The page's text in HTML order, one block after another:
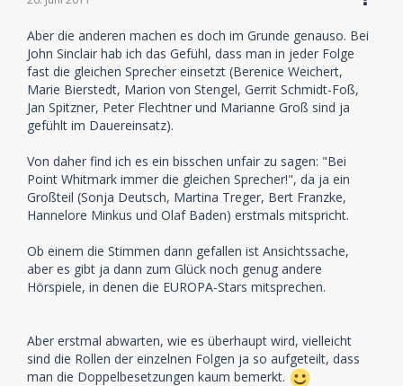
Aber die anderen machen es doch im Grunde genauso. Bei
John Sinclair hab ich das Gefühl, dass man in jeder Folge
fast die gleichen Sprecher einsetzt (Berenice Weichert,
Marie Bierstedt, Marion von Stengel, Gerrit Schmidt-Foß,
Jan Spitzner, Peter Flechtner und Marianne Groß sind ja
gefühlt im Dauereinsatz).
Von daher find ich es ein bisschen unfair zu sagen: "Bei
Point Whitmark immer die gleichen Sprecher!", da ja ein
Großteil (Sonja Deutsch, Martina Treger, Bert Franzke,
Hannelore Minkus und Olaf Baden) erstmals mitspricht.
Ob einem die Stimmen dann gefallen ist Ansichtssache,
aber es gibt ja dann zum Glück noch genug andere
Hörspiele, in denen die EUROPA-Stars mitsprechen.
Aber erstmal abwarten, wie es überhaupt wird, vielleicht
sind die Rollen der einzelnen Folgen ja so aufgeteilt, dass
man die Doppelbesetzungen kaum bemerkt.